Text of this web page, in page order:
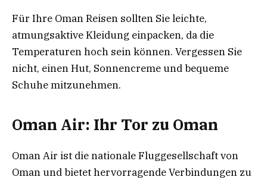
Für Ihre Oman Reisen sollten Sie leichte,
atmungsaktive Kleidung einpacken, da die
Temperaturen hoch sein können. Vergessen Sie
nicht, einen Hut, Sonnencreme und bequeme
Schuhe mitzunehmen.
Oman Air: Ihr Tor zu Oman
Oman Air ist die nationale Fluggesellschaft von
Oman und bietet hervorragende Verbindungen zu